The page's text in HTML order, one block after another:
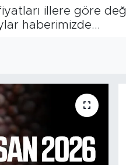
illere göre
haberimizde...